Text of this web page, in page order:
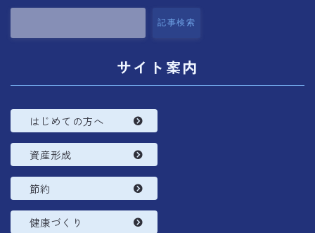
プロフィール
記事検索
サイト案内
はじめての方へ
資産形成
節約
健康づくり